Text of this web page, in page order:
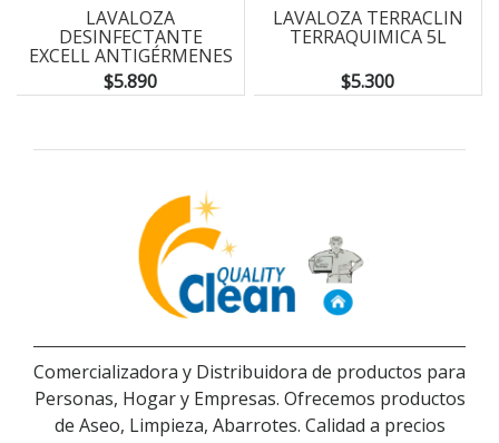
LAVALOZA
DESINFECTANTE
EXCELL ANTIGÉRMENES
5L
$5.890
LAVALOZA TERRACLIN
TERRAQUIMICA 5L
$5.300
Comercializadora y Distribuidora de productos para
Personas, Hogar y Empresas. Ofrecemos productos
de Aseo, Limpieza, Abarrotes. Calidad a precios